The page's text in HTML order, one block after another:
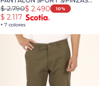
HARRY - GRIS OSCURO
+ 7 colores
$ 2.490
$ 2.790 10
$ 2.117